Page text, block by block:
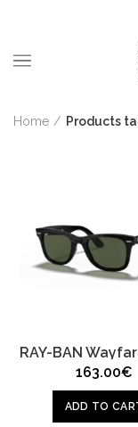
Home Products
RAY-BAN
163.00€
ADD TO